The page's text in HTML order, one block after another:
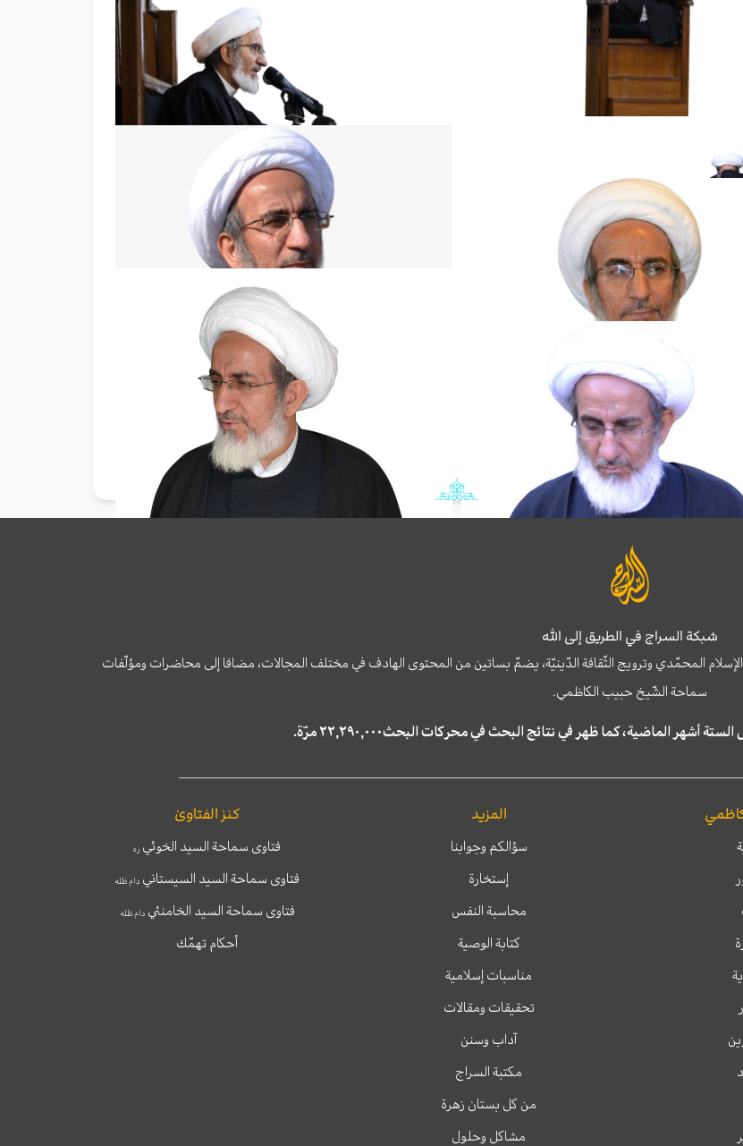
شبكة السراج في الطريق إلى الله
المحمّدي وترويج الثّقافة الدّينيّة، يضمّ بساتين من المحتوى الهادف في مختلف المجالات، مضافا إلى محاضرات ومؤلّفات
سماحة الشّيخ حبيب الكاظمي.
المزيد
سؤالكم وجوابنا
إستخارة
محاسبة النفس
كتابة الوصية
مناسبات إسلامية
تحقيقات ومقالات
آداب وسنن
مكتبة السراج
من كل بستان زهرة
مشاكل وحلول
كنز الفتاوىٰ
فتاوى سماحة السيد الخوئي ره
فتاوى سماحة السيد السيستاني دام ظله
فتاوى سماحة السيد الخامنئيدام ظله
أحكام تهمّك